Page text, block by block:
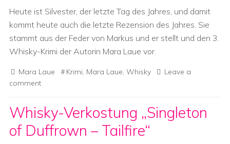
Heute ist Silvester, der letzte Tag des Jahres, und damit
kommt heute auch die letzte Rezension des Jahres. Sie
stammt aus der Feder von Markus und er stellt und den 3.
Whisky-Krimi der Autorin Mara Laue vor.
Mara Laue Krimi, Mara Laue, Whisky
Leave a
comment
Whisky-Verkostung „Singleton
of Duffrown – Tailfire“